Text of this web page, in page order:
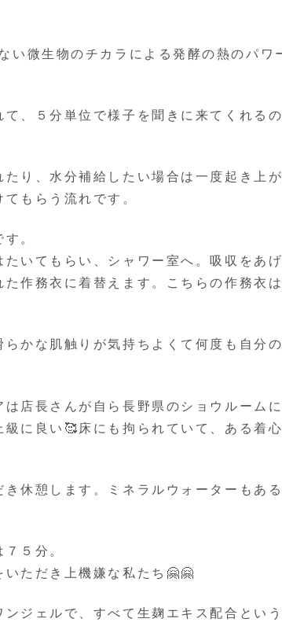
い微生物のチカラによる発酵の熱のパワ
、５分単位で様子を聞きに来てくれる
り、水分補給したい場合は一度起き上
もらう流れです。
。
いてもらい、シャワー室へ。吸収をあ
作務衣に着替えます。こちらの作務衣
かな肌触りが気持ちよくて何度も自分
店長さんが自ら長野県のショウルーム
に良い🥰床にも拘られていて、ある着
休憩します。ミネラルウォーターもあ
５分。
ただき上機嫌な私たち🤗🤗
ジェルで、すべて生麹エキス配合とい